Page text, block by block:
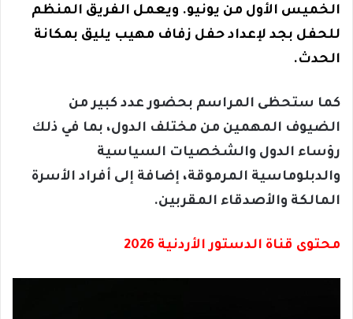
الخميس الأول من يونيو. ويعمل الفريق المنظم
للحفل بجد لإعداد حفل زفاف مهيب يليق بمكانة
الحدث.
كما ستحظى المراسم بحضور عدد كبير من
الضيوف المهمين من مختلف الدول، بما في ذلك
رؤساء الدول والشخصيات السياسية
والدبلوماسية المرموقة، إضافة إلى أفراد الأسرة
المالكة والأصدقاء المقربين.
محتوى قناة الدستور الأردنية 2026